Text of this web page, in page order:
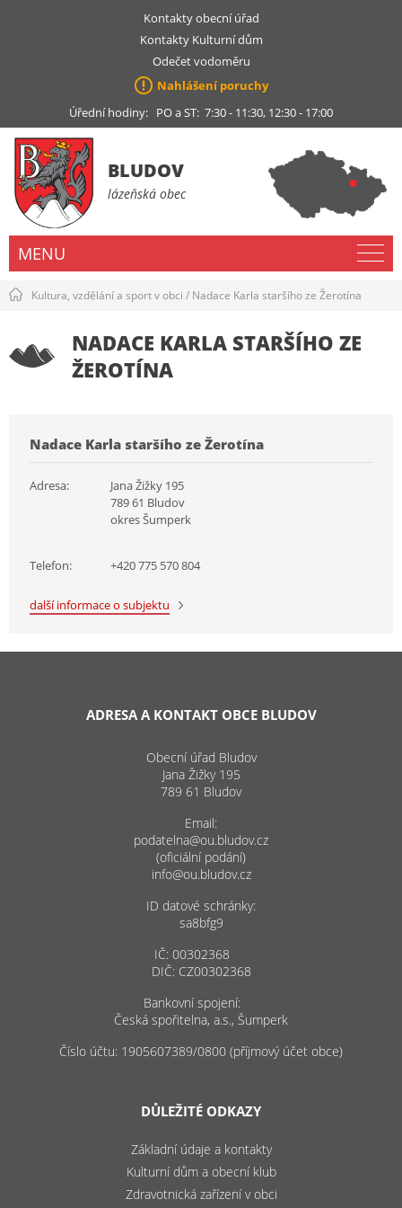
Kontakty obecní úřad
Kontakty Kulturní dům
Odečet vodoměru
Nahlášení poruchy
Úřední hodiny: PO a ST: 7:30 - 11:30, 12:30 - 17:00
BLUDOV
lázeňská obec
MENU
Kultura, vzdělání a sport v obci / Nadace Karla staršího ze Žerotína
NADACE KARLA STARŠÍHO ZE
ŽEROTÍNA
Nadace Karla staršího ze Žerotína
Adresa:
Jana Žižky 195
789 61 Bludov
okres Šumperk
Telefon: +420 775 570 804
další informace o subjektu
ADRESA A KONTAKT OBCE BLUDOV
Obecní úřad Bludov
Jana Žižky 195
789 61 Bludov
Email:
podatelna@ou.bludov.cz
(oficiální podání)
info@ou.bludov.cz
ID datové schránky:
sa8bfg9
IČ: 00302368
DIČ: CZ00302368
Bankovní spojení:
Česká spořitelna, a.s., Šumperk
Číslo účtu: 1905607389/0800 (příjmový účet obce)
DŮLEŽITÉ ODKAZY
Základní údaje a kontakty
Kulturní dům a obecní klub
Zdravotnická zařízení v obci